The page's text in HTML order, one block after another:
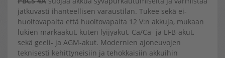
jatkuvasti ihanteellisen varaustilan. Tukee sekä ei-
huoltovapaita että huoltovapaita 12 V:n akkuja, mukaan
lukien märkäakut, kuten lyijyakut, Ca/Ca- ja EFB-akut,
sekä geeli- ja AGM-akut. Modernien ajoneuvojen
teknisesti kehittyneisiin ja tehokkaisiin akkuihin